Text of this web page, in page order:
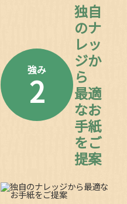
強み
2
独自
のナ
レッ
ジか
ら
最適
なお
手紙
をご
提案